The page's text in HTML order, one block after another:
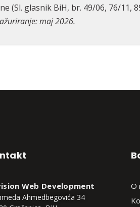
(Sl. glasnik BiH, br. 49/06, 76/
maj 2026.
Web Development
Ahmedbegovića 34
O